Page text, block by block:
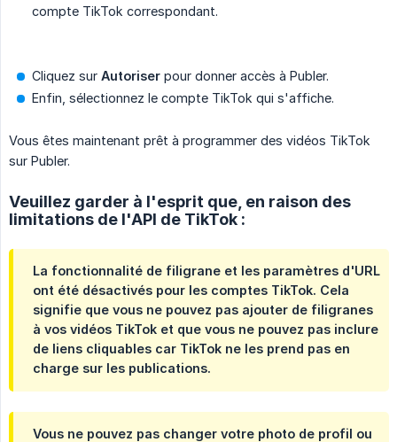
compte TikTok correspondant.
Cliquez sur Autoriser pour donner accès à Publer.
Enfin, sélectionnez le compte TikTok qui s'affiche.
Vous êtes maintenant prêt à programmer des vidéos TikTok
sur Publer.
Veuillez garder à l'esprit que, en raison des
limitations de l'API de TikTok :
La fonctionnalité de filigrane et les paramètres d'URL
ont été désactivés pour les comptes TikTok. Cela
signifie que vous ne pouvez pas ajouter de filigranes
à vos vidéos TikTok et que vous ne pouvez pas inclure
de liens cliquables car TikTok ne les prend pas en
charge sur les publications.
Vous ne pouvez pas changer votre photo de profil ou